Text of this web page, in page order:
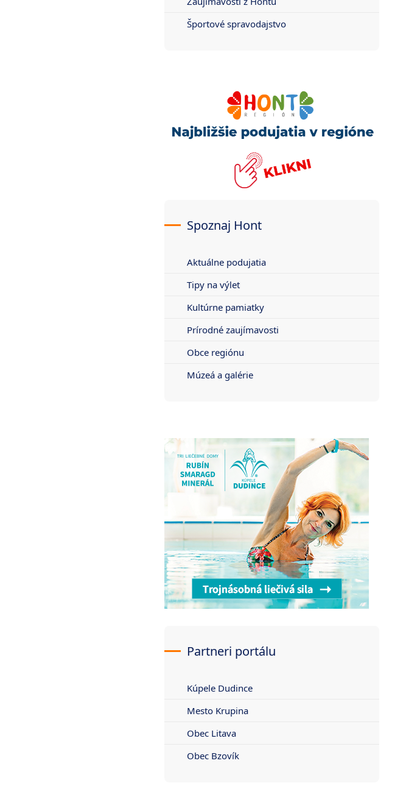
Športové spravodajstvo
Spoznaj Hont
Aktuálne podujatia
Tipy na výlet
Kultúrne pamiatky
Prírodné zaujímavosti
Obce regiónu
Múzeá a galérie
Partneri portálu
Kúpele Dudince
Mesto Krupina
Obec Litava
Obec Bzovík